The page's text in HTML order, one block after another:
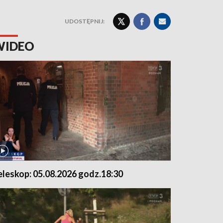
UDOSTĘPNIJ:
05.08.2026 godz.18:30